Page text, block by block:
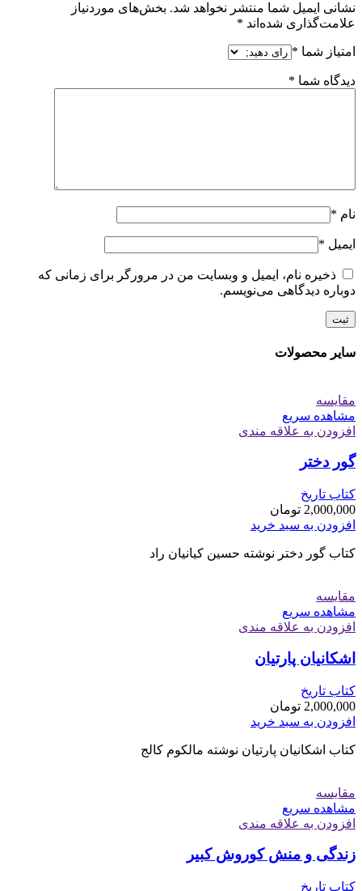
نشانی ایمیل شما منتشر نخواهد شد. بخش‌های موردنیاز
علامت‌گذاری شده‌اند *
امتیاز شما *
دیدگاه شما *
نام *
ایمیل *
ذخیره نام، ایمیل و وبسایت من در مرورگر برای زمانی که
دوباره دیدگاهی می‌نویسم.
سایر محصولات
مقایسه
مشاهده سریع
افزودن به علاقه مندی
گور دختر
کتاب تاریخ
2,000,000 تومان
افزودن به سبد خرید
کتاب گور دختر نوشته حسین کیانیان راد
مقایسه
مشاهده سریع
افزودن به علاقه مندی
اشکانیان پارتیان
کتاب تاریخ
2,000,000 تومان
افزودن به سبد خرید
کتاب اشکانیان پارتیان نوشته مالکوم کالج
مقایسه
مشاهده سریع
افزودن به علاقه مندی
زندگی و منش کوروش کبیر
کتاب تاریخ